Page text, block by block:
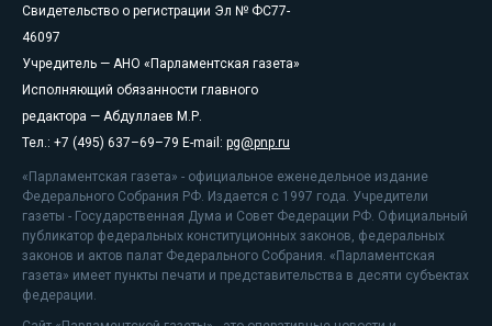
Свидетельство о регистрации Эл № ФС77-
46097
Учредитель — АНО «Парламентская газета»
Исполняющий обязанности главного
редактора — Абдуллаев М.Р.
Тел.: +7 (495) 637–69–79 E-mail: pg@pnp.ru
«Парламентская газета» - официальное еженедельное издание
Федерального Собрания РФ. Издается с 1997 года. Учредители
газеты - Государственная Дума и Совет Федерации РФ. Официальный
публикатор федеральных конституционных законов, федеральных
законов и актов палат Федерального Собрания. «Парламентская
газета» имеет пункты печати и представительства в десяти субъектах
федерации.